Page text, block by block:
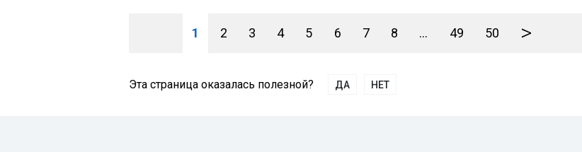
1 2 3 4 5 6 7 8 ... 49 50 >
Эта страница оказалась полезной? ДА НЕТ